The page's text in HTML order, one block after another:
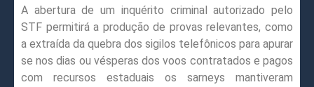
A abertura de um inquérito criminal autorizado pelo
STF permitirá a produção de provas relevantes, como
a extraída da quebra dos sigilos telefônicos para apurar
se nos dias ou vésperas dos voos contratados e pagos
com recursos estaduais os sarneys mantiveram